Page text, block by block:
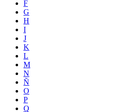
F
G
H
I
J
K
L
M
N
Ñ
O
P
Q